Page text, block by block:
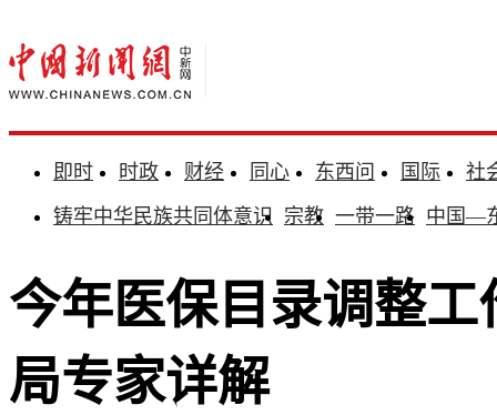
即时 时政 财经 同心 东西问 国际
社
铸牢中华民族共同体意识 宗教 一带一路 中国—
今年医保目录调整
局专家详解